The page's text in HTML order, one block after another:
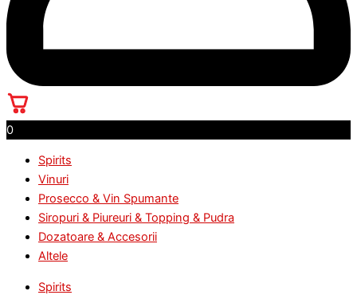
0
Spirits
Vinuri
Prosecco & Vin Spumante
Siropuri & Piureuri & Topping & Pudra
Dozatoare & Accesorii
Altele
Spirits